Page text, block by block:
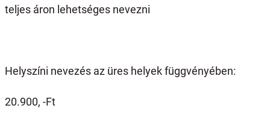
teljes áron lehetséges nevezni
Helyszíni nevezés az üres helyek függvényében:
20.900, -Ft